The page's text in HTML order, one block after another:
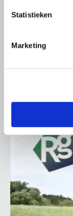
Statistieken
Marketing
verder
proportionaliteit